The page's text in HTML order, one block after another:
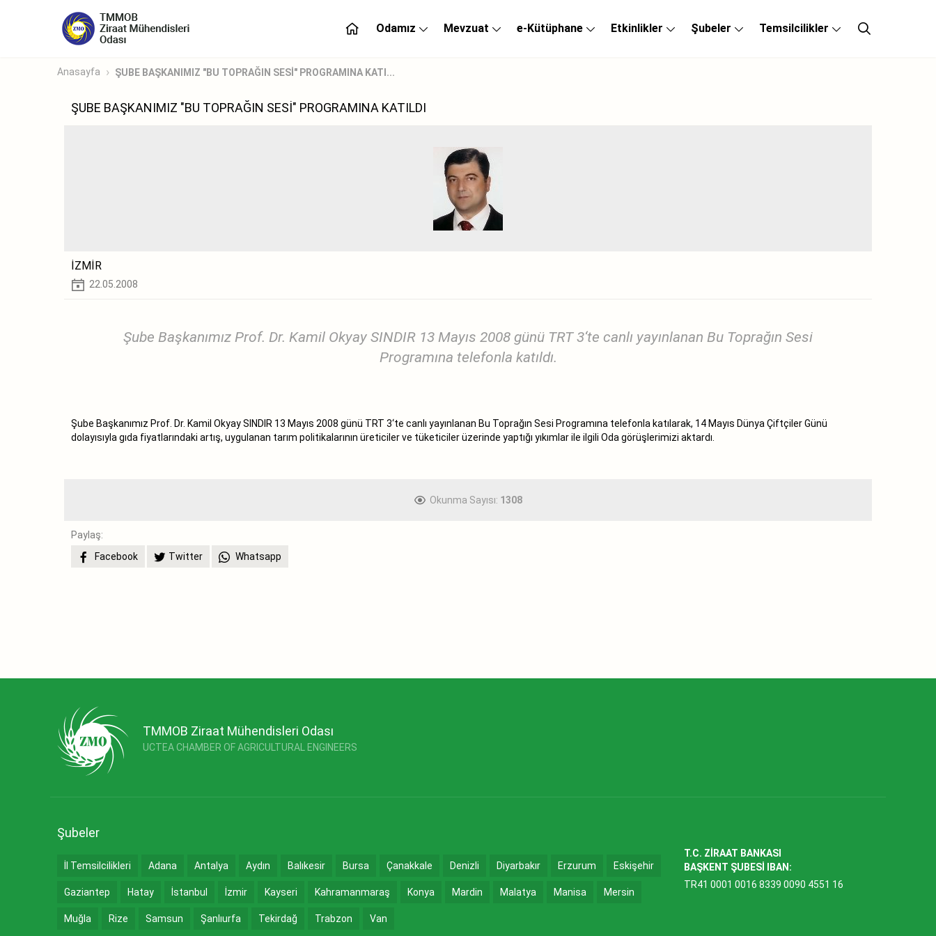
Odamız Mevzuat e-Kütüphane Etkinlikler Şubeler Temsilcilikler
Anasayfa ŞUBE BAŞKANIMIZ "BU TOPRAĞIN SESİ" PROGRAMINA KATI...
ŞUBE BAŞKANIMIZ "BU TOPRAĞIN SESİ" PROGRAMINA KATILDI
İZMİR
22.05.2008
Şube Başkanımız Prof. Dr. Kamil Okyay SINDIR 13 Mayıs 2008 günü TRT 3‘te canlı yayınlanan Bu Toprağın Sesi
Programına telefonla katıldı.
Şube Başkanımız Prof. Dr. Kamil Okyay SINDIR 13 Mayıs 2008 günü TRT 3‘te canlı yayınlanan Bu Toprağın Sesi Programına telefonla katılarak, 14 Mayıs Dünya Çiftçiler Günü
dolayısıyla gıda fiyatlarındaki artış, uygulanan tarım politikalarının üreticiler ve tüketiciler üzerinde yaptığı yıkımlar ile ilgili Oda görüşlerimizi aktardı.
Okunma Sayısı: 1308
Paylaş:
Facebook
Twitter Whatsapp
TMMOB Ziraat Mühendisleri Odası
UCTEA CHAMBER OF AGRICULTURAL ENGINEERS
Şubeler
İl Temsilcilikleri Adana Antalya Aydın Balıkesir Bursa Çanakkale Denizli Diyarbakır Erzurum Eskişehir
Gaziantep Hatay İstanbul İzmir Kayseri Kahramanmaraş Konya Mardin Malatya Manisa Mersin
Muğla Rize Samsun Şanlıurfa Tekirdağ Trabzon Van
T.C. ZİRAAT BANKASI
BAŞKENT ŞUBESİ IBAN:
TR41 0001 0016 8339 0090 4551 16